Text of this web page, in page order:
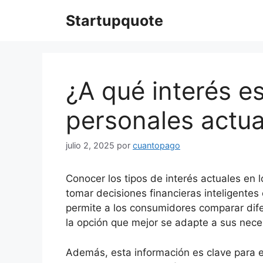
Startupquote
¿A qué interés
personales
julio 2, 2025 por cuantopago
Conocer los tipos de interés actuales en
tomar decisiones financieras
permite a los consumidores comparar
la opción que mejor se adapte a sus
Además, esta información es clave para